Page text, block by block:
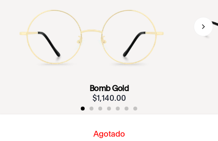
Bomb Gold
$1,140.00
Agotado